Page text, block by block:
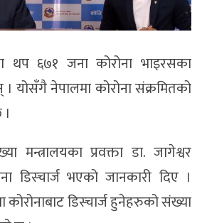
थप ६७१ जना कोरोना भाइरसका
योसँगै नेपालमा कोरोना संक्रमितको
मन्त्रालयका प्रवक्ता डा. जागेश्वर
भएको जानकारी दिए ।
डिस्चार्ज हुनेहरुको संख्या